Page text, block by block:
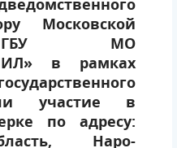
Московской
ГБУ МО
в рамках
участие в
по адресу:
Наро-